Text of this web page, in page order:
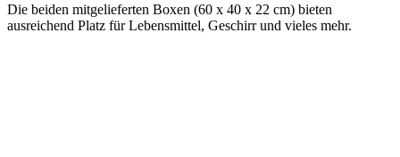
Die beiden mitgelieferten Boxen (60 x 40 x 22 cm) bieten
ausreichend Platz für Lebensmittel, Geschirr und vieles mehr.